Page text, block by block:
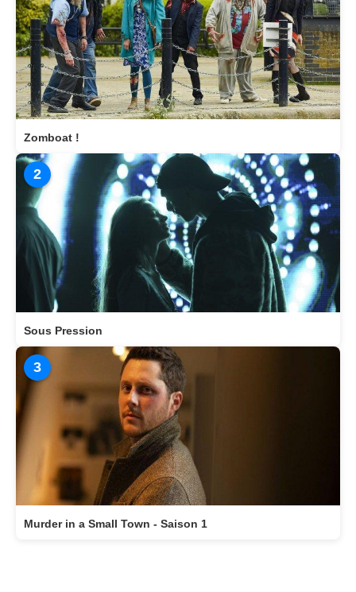
Zomboat !
2
Sous Pression
3
Murder in a Small Town - Saison 1